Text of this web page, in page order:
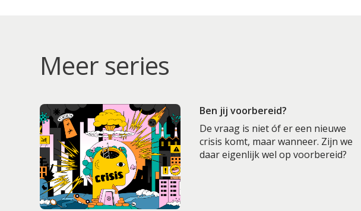
Meer series
Ben jij voorbereid?
De vraag is niet óf er een nieuwe
crisis komt, maar wanneer. Zijn we
daar eigenlijk wel op voorbereid?